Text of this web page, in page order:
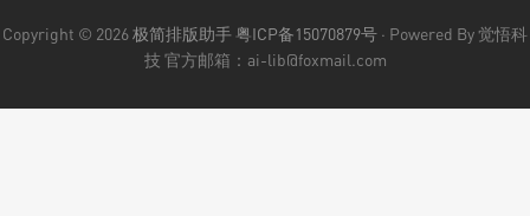
Copyright © 2026极简排版助手粤ICP备15070879号 · Powered By 觉悟科
技 官方邮箱：ai-lib@foxmail.com